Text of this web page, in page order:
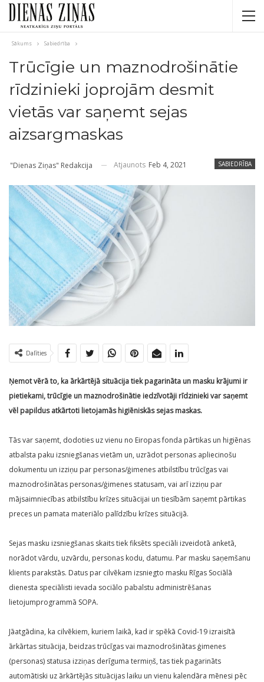
Sākums Sabiedrība
Trūcīgie un maznodrošinātie
rīdzinieki joprojām desmit
vietās var saņemt sejas
aizsargmaskas
SABIEDRĪBA
"Dienas Ziņas" Redakcija Atjaunots Feb 4, 2021
Dalīties
Ņemot vērā to, ka ārkārtējā situācija tiek pagarināta un masku krājumi ir
pietiekami, trūcīgie un maznodrošinātie iedzīvotāji rīdzinieki var saņemt
vēl papildus atkārtoti lietojamās higiēniskās sejas maskas.
Tās var saņemt, dodoties uz vienu no Eiropas fonda pārtikas un higiēnas
atbalsta paku izsniegšanas vietām un, uzrādot personas apliecinošu
dokumentu un izziņu par personas/ģimenes atbilstību trūcīgas vai
maznodrošinātas personas/ģimenes statusam, vai arī izziņu par
mājsaimniecības atbilstību krīzes situācijai un tiesībām saņemt pārtikas
preces un pamata materiālo palīdzību krīzes situācijā.
Sejas masku izsniegšanas skaits tiek fiksēts speciāli izveidotā anketā,
norādot vārdu, uzvārdu, personas kodu, datumu. Par masku saņemšanu
klients parakstās. Datus par cilvēkam izsniegto masku Rīgas Sociālā
dienesta speciālisti ievada sociālo pabalstu administrēšanas
lietojumprogrammā SOPA.
Jāatgādina, ka cilvēkiem, kuriem laikā, kad ir spēkā Covid-19 izraisītā
ārkārtas situācija, beidzas trūcīgas vai maznodrošinātas ģimenes
(personas) statusa izziņas derīguma termiņš, tas tiek pagarināts
automātiski uz ārkārtējās situācijas laiku un vienu kalendāra mēnesi pēc